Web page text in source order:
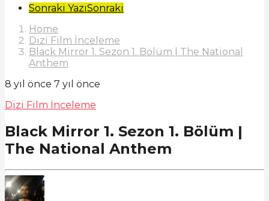
Post
Pagination
Sonraki YazıSonraki
Home
Dizi Film İnceleme
Black Mirror 1. Sezon 1. Bölüm | The National
Anthem
8 yıl önce 7 yıl önce
Dizi Film İnceleme
Black Mirror 1. Sezon 1. Bölüm |
The National Anthem